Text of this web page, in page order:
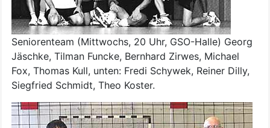
Seniorenteam (Mittwochs, 20 Uhr, GSO-Halle) Georg
Jäschke, Tilman Funcke, Bernhard Zirwes, Michael
Fox, Thomas Kull, unten: Fredi Schywek, Reiner Dilly,
Siegfried Schmidt, Theo Koster.